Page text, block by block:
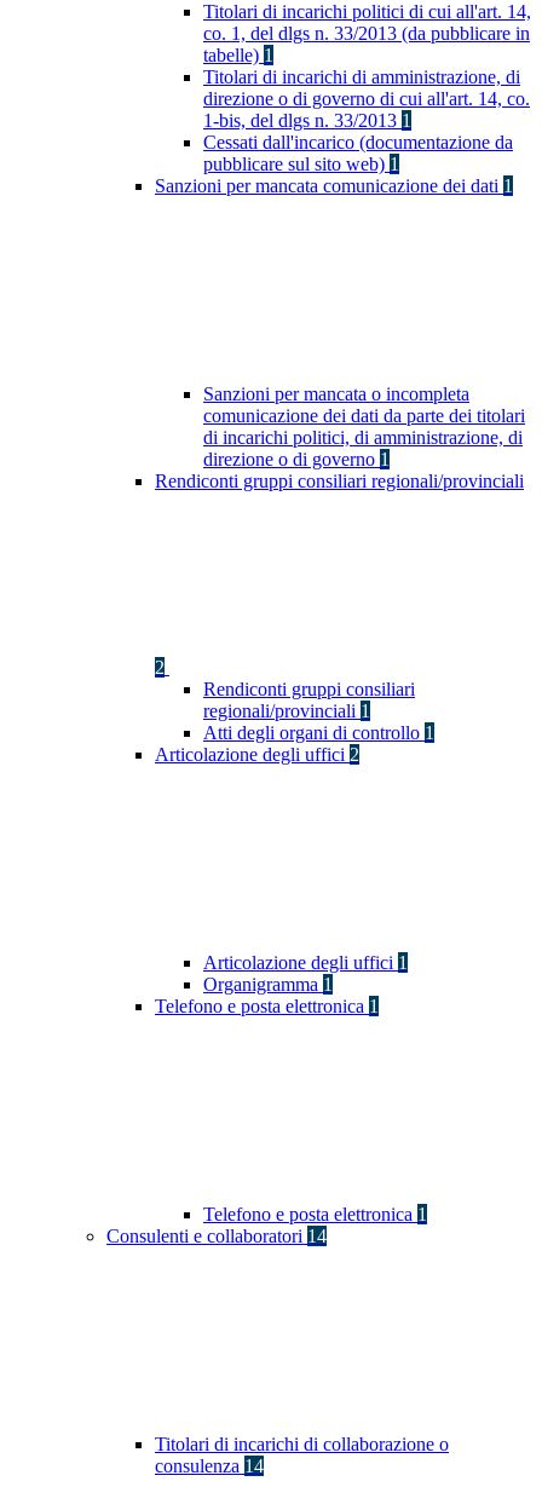
Titolari di incarichi politici di cui all'art. 14,
co. 1, del dlgs n. 33/2013 (da pubblicare in
tabelle) 1
Titolari di incarichi di amministrazione, di
direzione o di governo di cui all'art. 14, co.
1-bis, del dlgs n. 33/2013 1
Cessati dall'incarico (documentazione da
pubblicare sul sito web) 1
Sanzioni per mancata comunicazione dei dati 1
Sanzioni per mancata o incompleta
comunicazione dei dati da parte dei titolari
di incarichi politici, di amministrazione, di
direzione o di governo 1
Rendiconti gruppi consiliari regionali/provinciali
2
Rendiconti gruppi consiliari
regionali/provinciali 1
Atti degli organi di controllo 1
Articolazione degli uffici 2
Articolazione degli uffici 1
Organigramma 1
Telefono e posta elettronica 1
Telefono e posta elettronica 1
Consulenti e collaboratori 14
Titolari di incarichi di collaborazione o
consulenza 14